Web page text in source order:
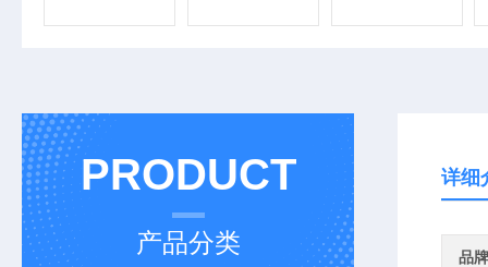
PRODUCT
产品分类
详细
品牌